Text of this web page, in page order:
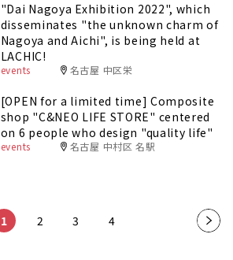
"Dai Nagoya Exhibition 2022", which
disseminates "the unknown charm of
Nagoya and Aichi", is being held at
LACHIC!
events 名古屋 中区栄
[OPEN for a limited time] Composite
shop "C&NEO LIFE STORE" centered
on 6 people who design "quality life"
events 名古屋 中村区 名駅
1 2 3 4 »